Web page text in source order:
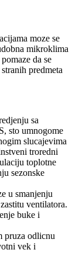
moze se
mikroklima
da se
predmeta
sa
sto umnogome
slucajevima
troredni
toplotne
sezonske
u smanjenju
ventilatora.
buke i
pruza odlicnu
vek i